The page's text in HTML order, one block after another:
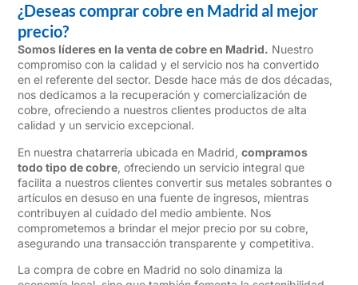
¿Deseas comprar cobre en Madrid al mejor
precio?
Somos líderes en la venta de cobre en Madrid. Nuestro
compromiso con la calidad y el servicio nos ha convertido
en el referente del sector. Desde hace más de dos décadas,
nos dedicamos a la recuperación y comercialización de
cobre, ofreciendo a nuestros clientes productos de alta
calidad y un servicio excepcional.
En nuestra chatarrería ubicada en Madrid, compramos
todo tipo de cobre, ofreciendo un servicio integral que
facilita a nuestros clientes convertir sus metales sobrantes o
artículos en desuso en una fuente de ingresos, mientras
contribuyen al cuidado del medio ambiente. Nos
comprometemos a brindar el mejor precio por su cobre,
asegurando una transacción transparente y competitiva.
La compra de cobre en Madrid no solo dinamiza la